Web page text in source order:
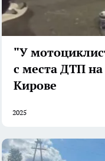
"У
с места ДТП
Кирове
2025